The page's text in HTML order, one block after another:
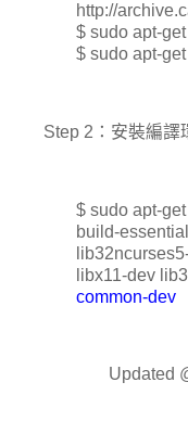
http://
$ sudo apt-
$ sudo apt-
Step 2：安裝編譯
$ sudo apt-
build-
libx11-dev
common-dev
Updated